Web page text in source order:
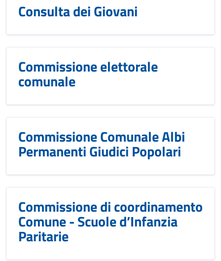
Consulta dei Giovani
Commissione elettorale
comunale
Commissione Comunale Albi
Permanenti Giudici Popolari
Commissione di coordinamento
Comune - Scuole d’Infanzia
Paritarie